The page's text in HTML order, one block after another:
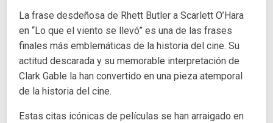
La frase desdeñosa de Rhett Butler a Scarlett O’Hara
en “Lo que el viento se llevó” es una de las frases
finales más emblemáticas de la historia del cine. Su
actitud descarada y su memorable interpretación de
Clark Gable la han convertido en una pieza atemporal
de la historia del cine.
Estas citas icónicas de películas se han arraigado en